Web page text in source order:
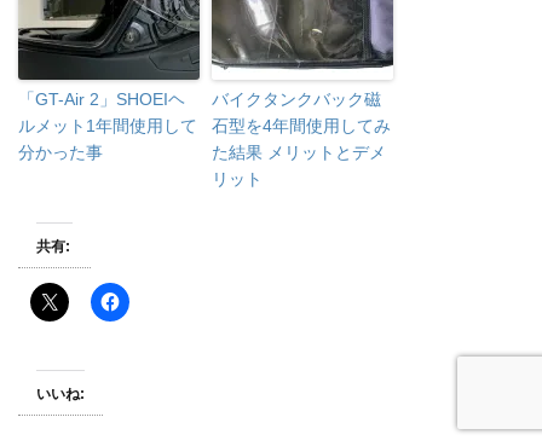
「GT-Air 2」SHOEIヘ
ルメット1年間使用して
分かった事
バイクタンクバック磁
石型を4年間使用してみ
た結果 メリットとデメ
リット
共有:
いいね: